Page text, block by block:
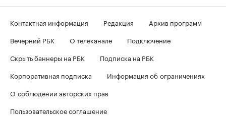
Контактная информация Редакция
Архив программ
Вечерний РБК
О телеканале
Подключение
Скрыть баннеры на РБК
Подписка на РБК
Корпоративная подписка
Информация об ограничениях
О соблюдении авторских прав
Пользовательское соглашение